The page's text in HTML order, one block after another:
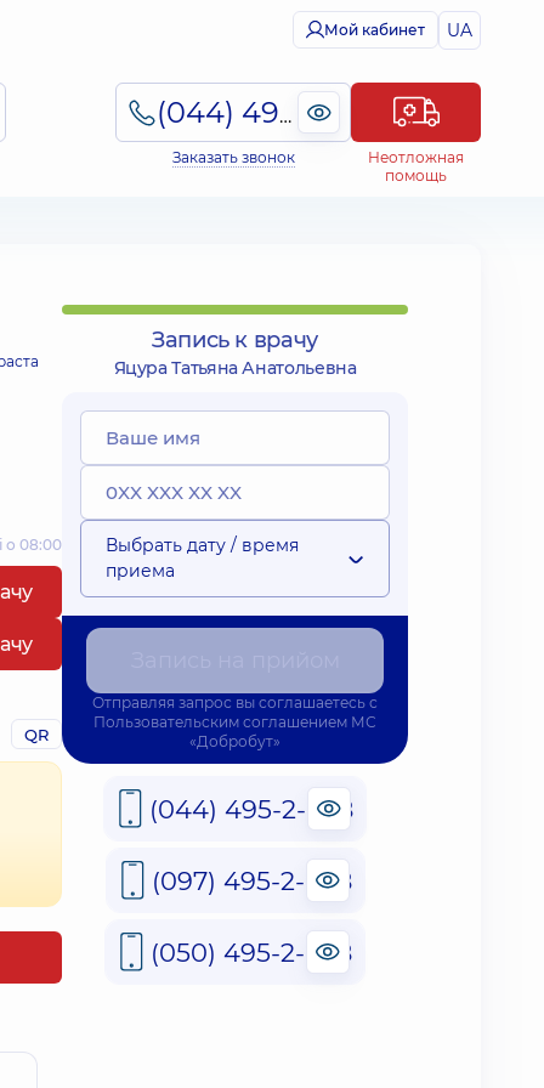
Мой кабинет UA
(044) 495-2-888
Заказать звонок
Неотложная
помощь
о 08:00
QR
Запись к врачу
Яцура Татьяна Анатольевна
Выбрать дату / время
приема
Отправляя запрос вы соглашаетесь с
Пользовательским соглашением МС
«Добробут»
(044) 495-2-888
(097) 495-2-888
(050) 495-2-888